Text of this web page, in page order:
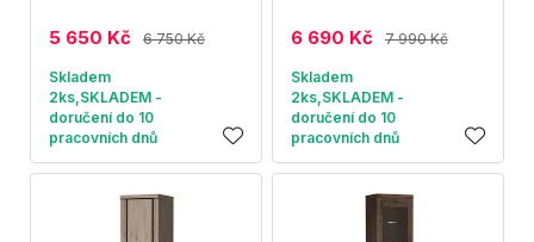
5 650 Kč 6 750 Kč
Skladem
2ks,SKLADEM -
doručení do 10
pracovních dnů
6 690 Kč 7 990 Kč
Skladem
2ks,SKLADEM -
doručení do 10
pracovních dnů